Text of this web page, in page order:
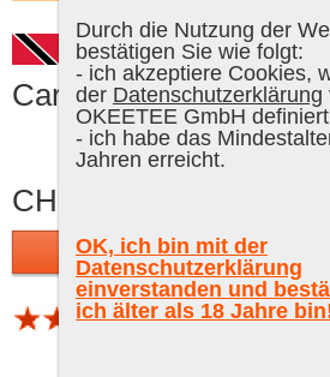
Bellamy's Rum,
Caroni 1998, 70 cl, 64
CHF 499.00
In den
1 Bewertung
Durch die Nutzung der
bestätigen Sie wie folgt:
- ich akzeptiere Cookies,
der Datenschutzerklärung
OKEETEE GmbH
- ich habe das
Jahren erreicht.
OK, ich bin mit der
Datenschutzerklärung
einverstanden und
ich älter als 18 Jahre